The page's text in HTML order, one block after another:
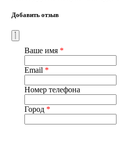
Добавить отзыв
Ваше имя *
Email *
Номер телефона
Город *